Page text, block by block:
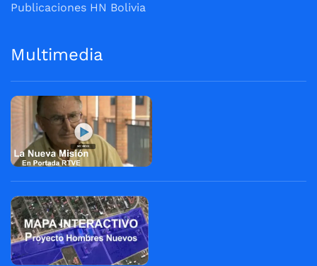
Publicaciones HN Bolivia
Multimedia